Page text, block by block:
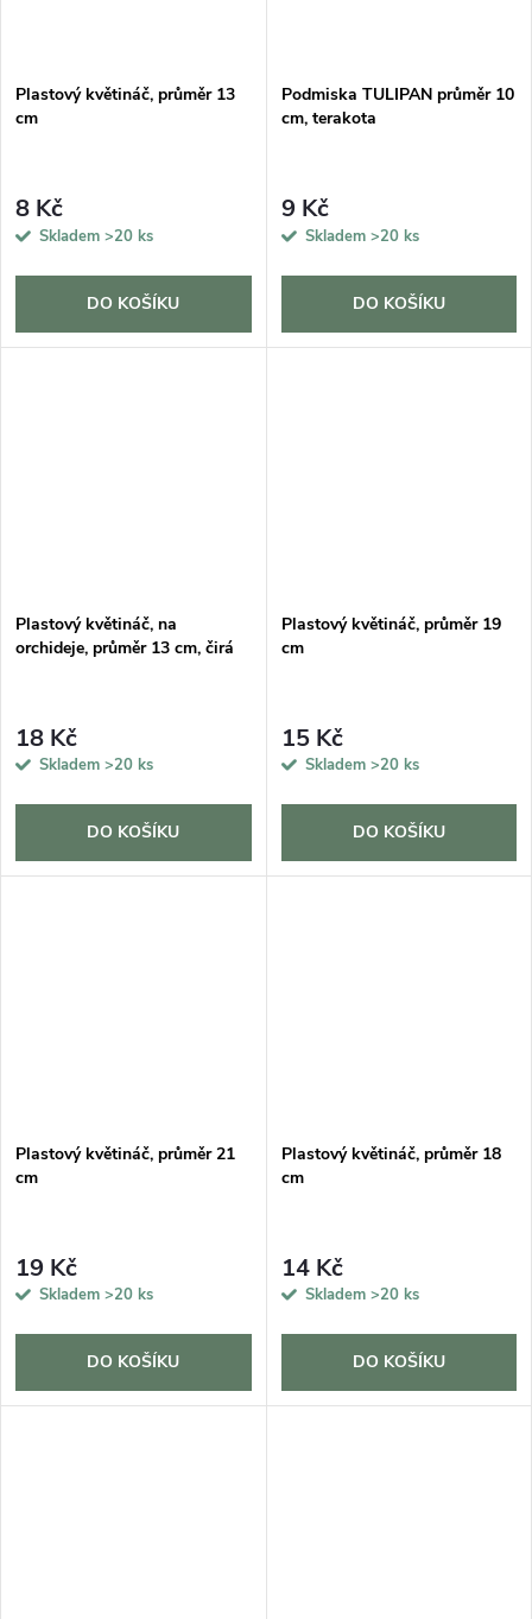
Plastový květináč, průměr 13
cm
8 Kč
Skladem >20 ks
DO KOŠÍKU
Podmiska TULIPAN průměr 10
cm, terakota
9 Kč
Skladem >20 ks
DO KOŠÍKU
Plastový květináč, na
orchideje, průměr 13 cm, čirá
18 Kč
Skladem >20 ks
DO KOŠÍKU
Plastový květináč, průměr 19
cm
15 Kč
Skladem >20 ks
DO KOŠÍKU
Plastový květináč, průměr 21
cm
19 Kč
Skladem >20 ks
DO KOŠÍKU
Plastový květináč, průměr 18
cm
14 Kč
Skladem >20 ks
DO KOŠÍKU